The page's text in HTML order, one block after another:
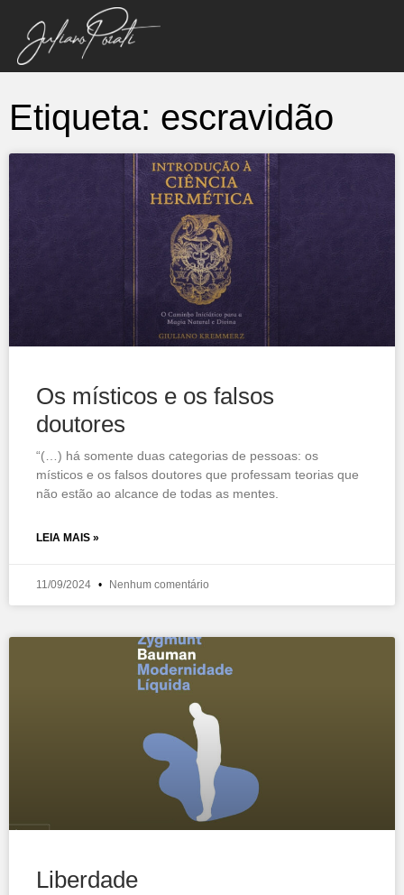
Etiqueta: escravidão
Os místicos e os falsos
doutores
“(…) há somente duas categorias de pessoas: os
místicos e os falsos doutores que professam teorias que
não estão ao alcance de todas as mentes.
LEIA MAIS »
11/09/2024 Nenhum comentário
Liberdade